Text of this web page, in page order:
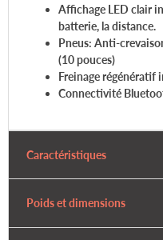
Affichage LED clair
batterie, la distance.
Pneus: Anti-
(10 pouces)
Freinage régénératif
Connectivité
Caractéristiques
Poids et dimensions